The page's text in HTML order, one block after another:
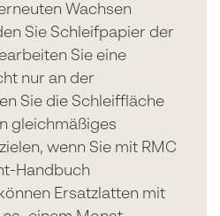
Wachsen
Sie Schleifpapier der
Sie eine
nur an der
Sie die Schleiffläche
gleichmäßiges
wenn Sie mit RMC
Handbuch
Ersatzlatten mit